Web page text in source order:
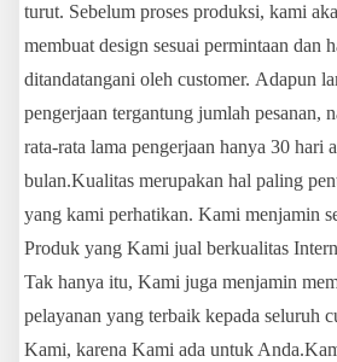
turut. Sebelum proses produksi, kami
membuat design sesuai permintaan dan
ditandatangani oleh customer. Adapun
pengerjaan tergantung jumlah pesanan,
rata-rata lama pengerjaan hanya 30 hari
bulan.Kualitas merupakan hal paling
yang kami perhatikan. Kami menjamin
Produk yang Kami jual berkualitas
Tak hanya itu, Kami juga menjamin
pelayanan yang terbaik kepada seluruh
Kami, karena Kami ada untuk